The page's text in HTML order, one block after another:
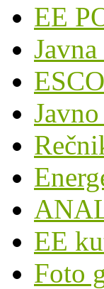
EE
Javna
EE
Foto